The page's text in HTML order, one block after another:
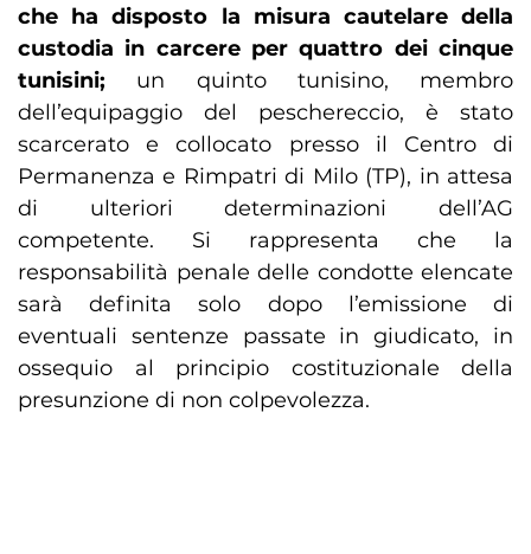
che ha disposto la misura cautelare della
custodia in carcere per quattro dei cinque
tunisini; un quinto tunisino, membro
dell’equipaggio del peschereccio, è stato
scarcerato e collocato presso il Centro di
Permanenza e Rimpatri di Milo (TP), in attesa
di ulteriori determinazioni dell’AG
competente. Si rappresenta che la
responsabilità penale delle condotte elencate
sarà definita solo dopo l’emissione di
eventuali sentenze passate in giudicato, in
ossequio al principio costituzionale della
presunzione di non colpevolezza.